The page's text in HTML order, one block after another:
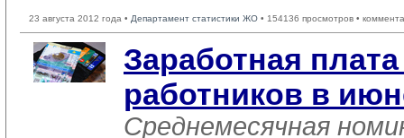
23 августа 2012 года • Департамент статистики ЖО • 154136 просмотров •
Заработная
работников в
Среднемесячная